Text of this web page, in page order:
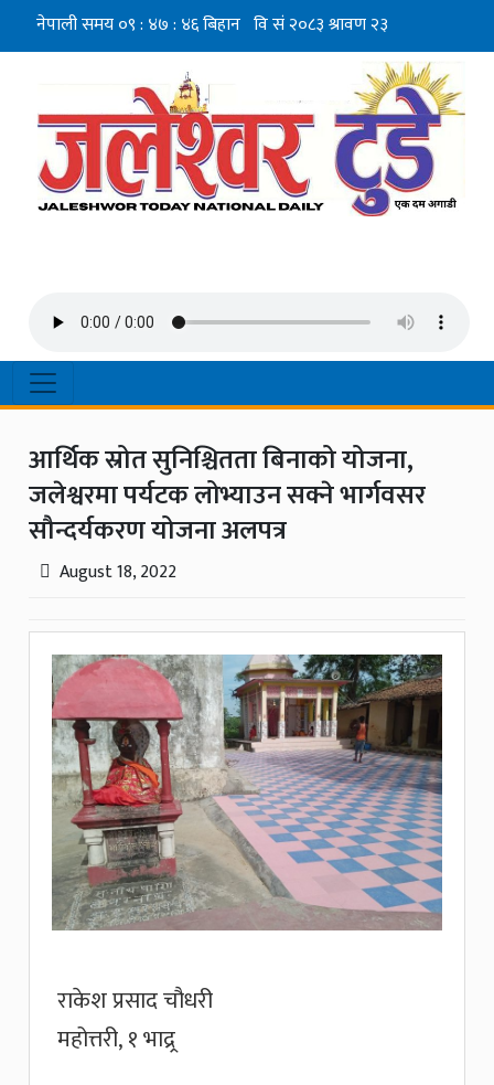
आर्थिक स्रोत सुनिश्चितता बिनाको योजना,
जलेश्वरमा पर्यटक लोभ्याउन सक्ने भार्गवसर
सौन्दर्यकरण योजना अलपत्र
August 18, 2022
राकेश प्रसाद चौधरी
महोत्तरी, १ भाद्र्र